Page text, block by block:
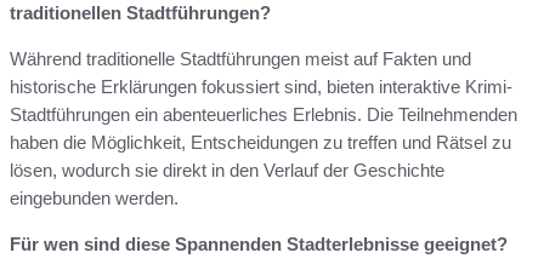
traditionellen Stadtführungen?
Während traditionelle Stadtführungen meist auf Fakten und
historische Erklärungen fokussiert sind, bieten interaktive Krimi-
Stadtführungen ein abenteuerliches Erlebnis. Die Teilnehmenden
haben die Möglichkeit, Entscheidungen zu treffen und Rätsel zu
lösen, wodurch sie direkt in den Verlauf der Geschichte
eingebunden werden.
Für wen sind diese Spannenden Stadterlebnisse geeignet?